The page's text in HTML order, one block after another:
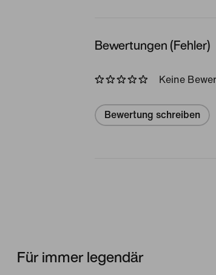
Bewertungen (Fehler)
Keine
Bewertung schreiben
Für immer legendär